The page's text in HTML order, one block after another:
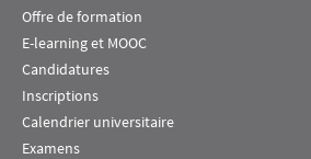
Offre de formation
E-learning et MOOC
Candidatures
Inscriptions
Calendrier universitaire
Examens